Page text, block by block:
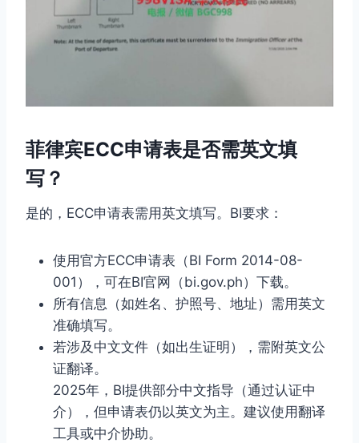
菲律宾ECC申请表是否需英文填
写？
是的，ECC申请表需用英文填写。BI要求：
使用官方ECC申请表（BI Form 2014-08-
001），可在BI官网（bi.gov.ph）下载。
所有信息（如姓名、护照号、地址）需用英文
准确填写。
若涉及中文文件（如出生证明），需附英文公
证翻译。
2025年，BI提供部分中文指导（通过认证中
介），但申请表仍以英文为主。建议使用翻译
工具或中介协助。